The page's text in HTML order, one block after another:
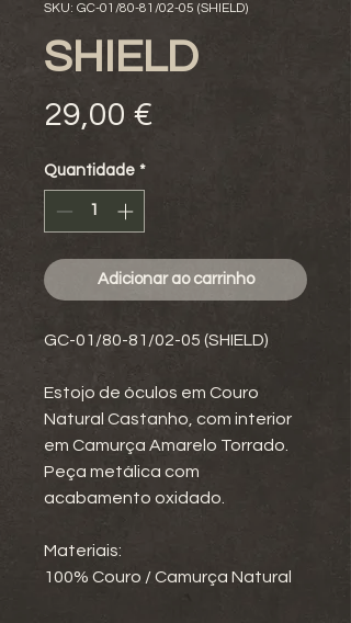
SKU: GC-01/80-81/02-05 (SHIELD)
SHIELD
29,00 €
Quantidade *
Adicionar ao carrinho
GC-01/80-81/02-05 (SHIELD)
Estojo de óculos em Couro
Natural Castanho, com interior
em Camurça Amarelo Torrado.
Peça metálica com
acabamento oxidado.
Materiais:
100% Couro / Camurça Natural